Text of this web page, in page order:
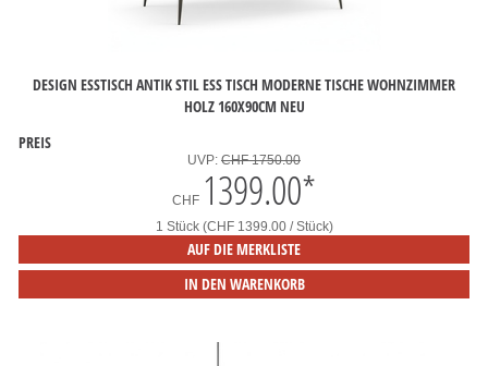
DESIGN ESSTISCH ANTIK STIL ESS TISCH MODERNE TISCHE WOHNZIMMER
HOLZ 160X90CM NEU
PREIS
UVP: CHF 1750.00
CHF 1399.00*
1 Stück (CHF 1399.00 / Stück)
AUF DIE MERKLISTE
IN DEN WARENKORB